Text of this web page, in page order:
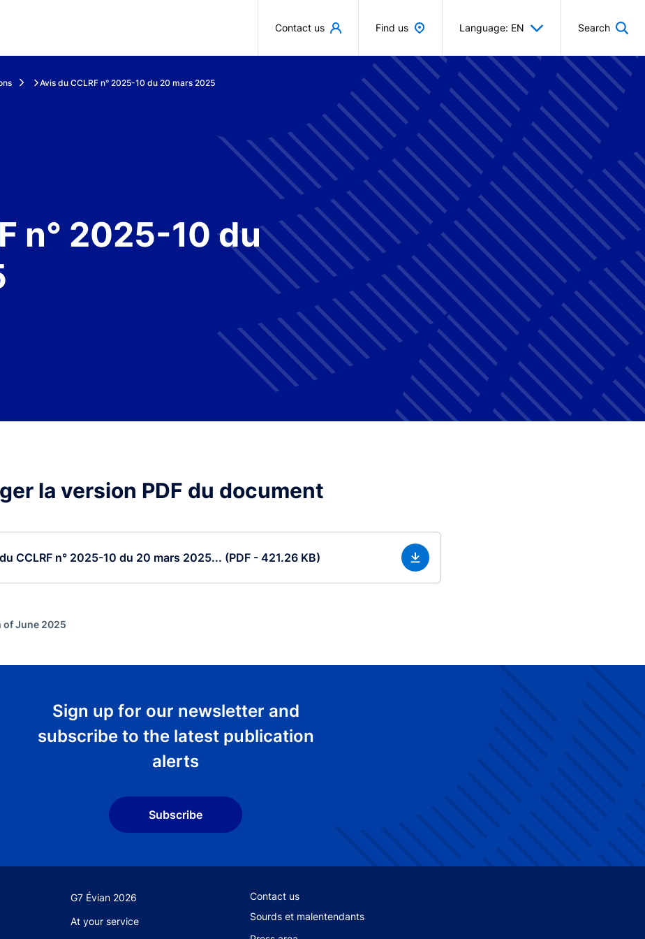
Contact us Find us Language: EN Search
Avis du CCLRF n° 2025-10 du 20 mars 2025
n° 2025-10 du
la version PDF du document
CCLRF n° 2025-10 du 20 mars 2025... (PDF - 421.26 KB)
of June 2025
Sign up for our newsletter and
subscribe to the latest publication
alerts
Subscribe
G7 Évian 2026
At your service
Footer secondary menu
Contact us
Sourds et malentendants